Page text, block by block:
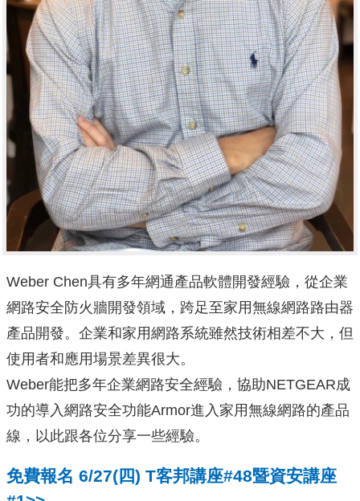
Weber Chen具有多年網通產品軟體開發經驗，從企業
網路安全防火牆開發領域，跨足至家用無線網路路由器
產品開發。企業和家用網路系統雖然技術相差不大，但
使用者和應用場景差異很大。
Weber能把多年企業網路安全經驗，協助NETGEAR成
功的導入網路安全功能Armor進入家用無線網路的產品
線，以此跟各位分享一些經驗。
免費報名 6/27(四) T客邦講座#48暨資安講座